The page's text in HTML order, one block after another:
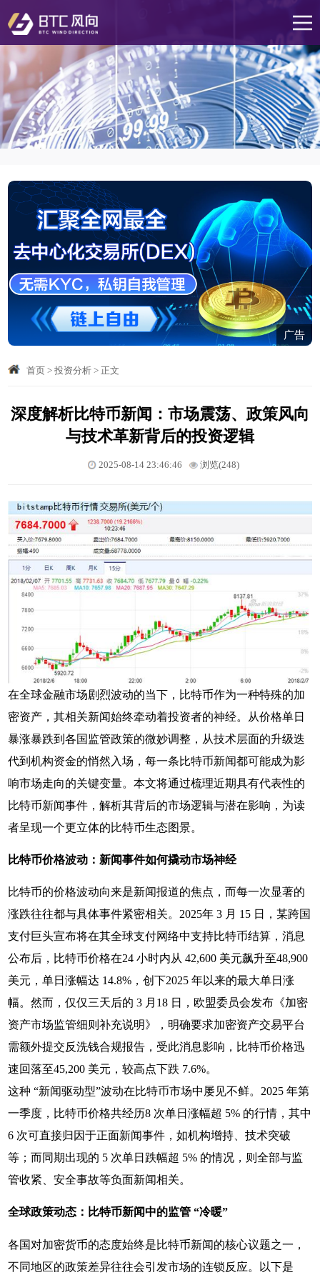
广告
首页> 投资分析> 正文
深度解析比特币新闻：市场震荡、政策风向
与技术革新背后的投资逻辑
2025-08-14 23:46:46 浏览(248)
在全球金融市场剧烈波动的当下，比特币作为一种特殊的加
密资产，其相关新闻始终牵动着投资者的神经。从价格单日
暴涨暴跌到各国监管政策的微妙调整，从技术层面的升级迭
代到机构资金的悄然入场，每一条比特币新闻都可能成为影
响市场走向的关键变量。本文将通过梳理近期具有代表性的
比特币新闻事件，解析其背后的市场逻辑与潜在影响，为读
者呈现一个更立体的比特币生态图景。
比特币价格波动：新闻事件如何撬动市场神经
比特币的价格波动向来是新闻报道的焦点，而每一次显著的
涨跌往往都与具体事件紧密相关。2025年 3 月 15 日，某跨国
支付巨头宣布将在其全球支付网络中支持比特币结算，消息
公布后，比特币价格在24 小时内从 42,600 美元飙升至48,900
美元，单日涨幅达 14.8%，创下2025 年以来的最大单日涨
幅。然而，仅仅三天后的 3 月18 日，欧盟委员会发布《加密
资产市场监管细则补充说明》，明确要求加密资产交易平台
需额外提交反洗钱合规报告，受此消息影响，比特币价格迅
速回落至45,200 美元，较高点下跌 7.6%。
这种 “新闻驱动型”波动在比特币市场中屡见不鲜。2025 年第
一季度，比特币价格共经历8 次单日涨幅超 5% 的行情，其中
6 次可直接归因于正面新闻事件，如机构增持、技术突破
等；而同期出现的 5 次单日跌幅超 5% 的情况，则全部与监
管收紧、安全事故等负面新闻相关。
全球政策动态：比特币新闻中的监管 “冷暖”
各国对加密货币的态度始终是比特币新闻的核心议题之一，
不同地区的政策差异往往会引发市场的连锁反应。以下是